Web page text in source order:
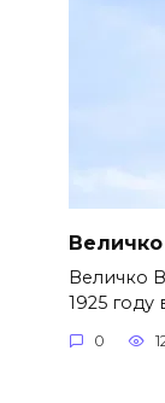
Величко
1925 году
0